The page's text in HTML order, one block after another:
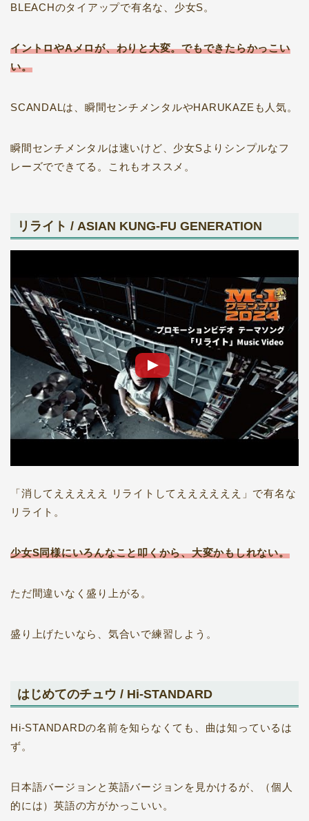
BLEACHのタイアップで有名な、少女S。
イントロやAメロが、わりと大変。でもできたらかっこい
い。
SCANDALは、瞬間センチメンタルやHARUKAZEも人気。
瞬間センチメンタルは速いけど、少女Sよりシンプルなフ
レーズでできてる。これもオススメ。
リライト / ASIAN KUNG-FU GENERATION
「消してえええええ リライトしてええええええ」で有名な
リライト。
少女S同様にいろんなこと叩くから、大変かもしれない。
ただ間違いなく盛り上がる。
盛り上げたいなら、気合いで練習しよう。
はじめてのチュウ / Hi-STANDARD
Hi-STANDARDの名前を知らなくても、曲は知っているは
ず。
日本語バージョンと英語バージョンを見かけるが、（個人
的には）英語の方がかっこいい。